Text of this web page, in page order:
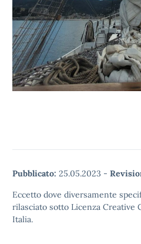
Pubblicato: 25.05.2023 -
Eccetto dove diversamente
rilasciato sotto Licenza Creative
Italia.